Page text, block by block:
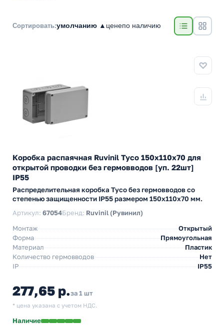
Сортировать:умолчанию ▲ ценепо наличию
Коробка распаячная Ruvinil Tyco 150х110х70 для
открытой проводки без гермовводов [уп. 22шт]
IP55
Распределительная коробка Tyco без гермовводов со
степенью защищенности IP55 размером 150х110х70 мм.
Артикул: 67054Бренд: Ruvinil (Рувинил)
Монтаж
Открытый
Форма
Прямоугольная
Материал
Пластик
Количество гермовводов
Нет
IP
IP55
277,65 р.за 1 шт
* цена указана с учетом НДС.
Наличие